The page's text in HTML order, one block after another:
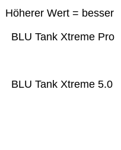
Höherer Wert = besser
BLU Tank Xtreme 5.0
BLU Tank Xtreme Pro